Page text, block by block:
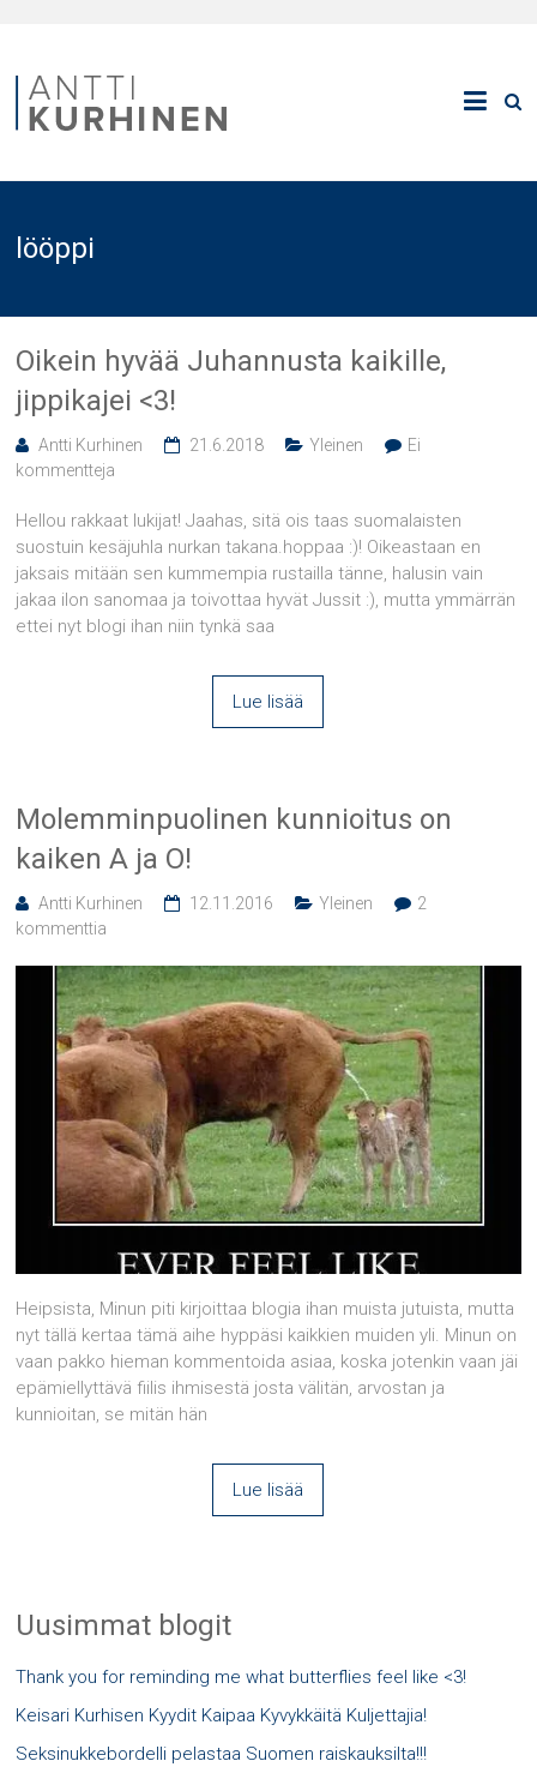
lööppi
Oikein hyvää Juhannusta kaikille,
jippikajei <3!
Antti Kurhinen 21.6.2018 Yleinen
Ei
kommentteja
Hellou rakkaat lukijat! Jaahas, sitä ois taas suomalaisten
suostuin kesäjuhla nurkan takana.hoppaa :)! Oikeastaan en
jaksais mitään sen kummempia rustailla tänne, halusin vain
jakaa ilon sanomaa ja toivottaa hyvät Jussit :), mutta ymmärrän
ettei nyt blogi ihan niin tynkä saa
Lue lisää
Molemminpuolinen kunnioitus on
kaiken A ja O!
Antti Kurhinen 12.11.2016 Yleinen
2
kommenttia
Heipsista, Minun piti kirjoittaa blogia ihan muista jutuista, mutta
nyt tällä kertaa tämä aihe hyppäsi kaikkien muiden yli. Minun on
vaan pakko hieman kommentoida asiaa, koska jotenkin vaan jäi
epämiellyttävä fiilis ihmisestä josta välitän, arvostan ja
kunnioitan, se mitän hän
Lue lisää
Uusimmat blogit
Thank you for reminding me what butterflies feel like <3!
Keisari Kurhisen Kyydit Kaipaa Kyvykkäitä Kuljettajia!
Seksinukkebordelli pelastaa Suomen raiskauksilta!!!